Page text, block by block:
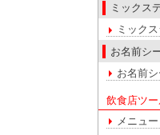
ミックス
ミック
お名前シ
お名前
飲食店ツ
メニュ